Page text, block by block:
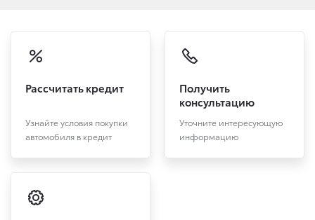
Рассчитать кредит
Узнайте условия покупки
автомобиля в кредит
Получить
консультацию
Уточните интересующую
информацию